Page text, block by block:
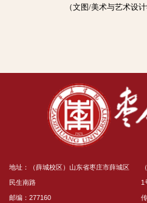
（文图/美术与艺术设
地址：（薛城校区）山东省枣庄市薛城区
民生南路
邮编：277160
1